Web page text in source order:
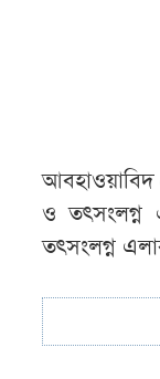
আবহাওয়াবিদ
ও তৎসংলগ্ন
তৎসংলগ্ন